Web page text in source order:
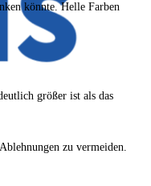
könnte. Helle Farben
größer ist als das
zu vermeiden.